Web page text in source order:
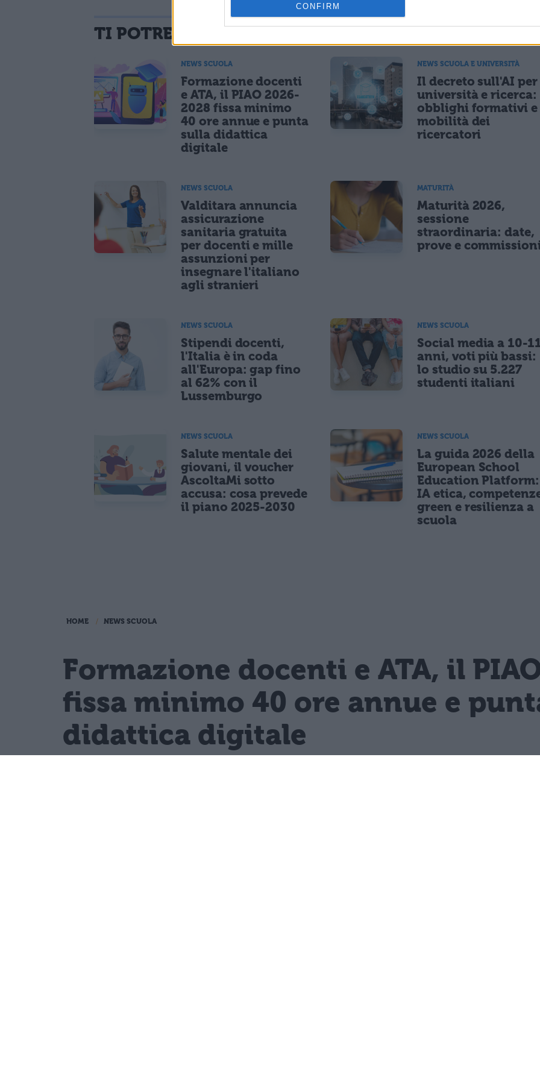
CONFIRM
TI POTREBBE INTERESSARE
NEWS SCUOLA
Formazione docenti
e ATA, il PIAO 2026-
2028 fissa minimo
40 ore annue e punta
sulla didattica
digitale
NEWS SCUOLA E UNIVERSITÀ
Il decreto sull'AI per
università e ricerca:
obblighi formativi e
mobilità dei
ricercatori
NEWS SCUOLA
Valditara annuncia
assicurazione
sanitaria gratuita
per docenti e mille
assunzioni per
insegnare l'italiano
agli stranieri
MATURITÀ
Maturità 2026,
sessione
straordinaria: date,
prove e
NEWS SCUOLA
Stipendi docenti,
l'Italia è in coda
all'Europa: gap fino
al 62% con il
Lussemburgo
NEWS SCUOLA
Social media a 10-
anni, voti più bassi:
lo studio su 5.227
studenti italiani
NEWS SCUOLA
Salute mentale dei
giovani, il voucher
AscoltaMi sotto
accusa: cosa prevede
il piano 2025-2030
NEWS SCUOLA
La guida 2026 della
European School
Education Platform:
IA etica,
green e resilienza a
scuola
HOME NEWS SCUOLA
Formazione docenti e ATA, il
fissa minimo 40 ore annue e
didattica digitale